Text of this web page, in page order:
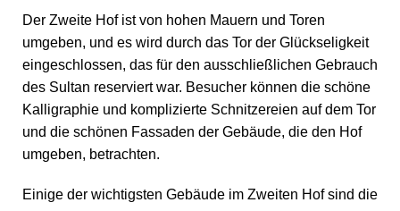
Der Zweite Hof ist von hohen Mauern und Toren
umgeben, und es wird durch das Tor der Glückseligkeit
eingeschlossen, das für den ausschließlichen Gebrauch
des Sultan reserviert war. Besucher können die schöne
Kalligraphie und komplizierte Schnitzereien auf dem Tor
und die schönen Fassaden der Gebäude, die den Hof
umgeben, betrachten.
Einige der wichtigsten Gebäude im Zweiten Hof sind die